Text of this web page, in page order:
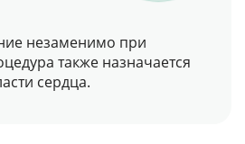
незаменимо при
также назначается
сердца.